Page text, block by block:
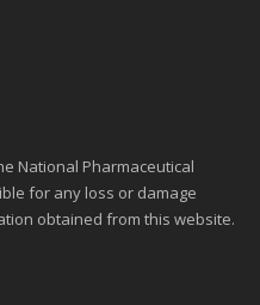
National Pharmaceutical
for any loss or damage
obtained from this website.